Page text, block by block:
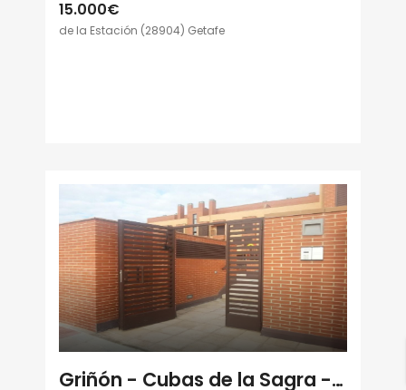
15.000€
de la Estación (28904) Getafe
Griñón - Cubas de la Sagra - Casarrubuelos / Madrid